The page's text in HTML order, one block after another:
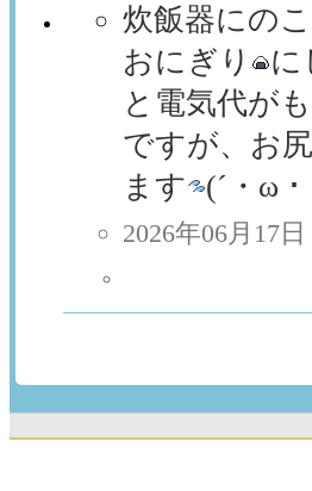
炊飯器にの
おにぎり
に
と電気代が
ですが、お
ます
(´・ω
2026年06月17日